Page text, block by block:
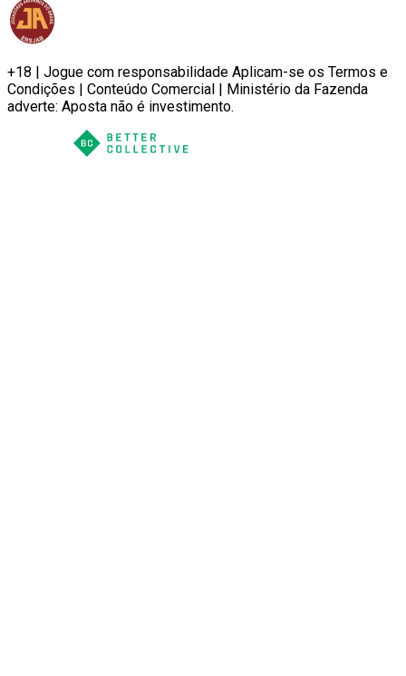
+18 | Jogue com responsabilidade Aplicam-se os Termos e
Condições | Conteúdo Comercial | Ministério da Fazenda
adverte: Aposta não é investimento.